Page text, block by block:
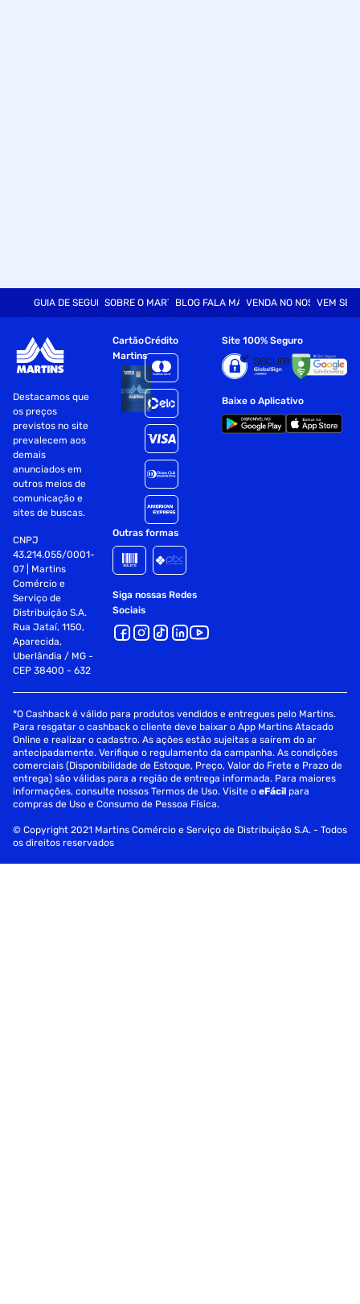
GUIA DE SEGURANÇASOBRE O MARTINSBLOG FALA MARTVENDA NO NOSSO SITE
VEM SER
Destacamos que
os preços
previstos no site
prevalecem aos
demais
anunciados em
outros meios de
comunicação e
sites de buscas.
CNPJ
43.214.055/0001-
07 | Martins
Comércio e
Serviço de
Distribuição S.A.
Rua Jataí, 1150,
Aparecida,
Uberlândia / MG -
CEP 38400 - 632
Cartão
Martins
Crédito
Outras formas
Siga nossas Redes
Sociais
Site 100% Seguro
Baixe o Aplicativo
*O Cashback é válido para produtos vendidos e entregues pelo Martins.
Para resgatar o cashback o cliente deve baixar o App Martins Atacado
Online e realizar o cadastro. As ações estão sujeitas a saírem do ar
antecipadamente. Verifique o regulamento da campanha. As condições
comerciais (Disponibilidade de Estoque, Preço, Valor do Frete e Prazo de
entrega) são válidas para a região de entrega informada. Para maiores
informações, consulte nossos Termos de Uso. Visite oeFácil para
compras de Uso e Consumo de Pessoa Física.
© Copyright 2021 Martins Comércio e Serviço de Distribuição S.A. - Todos
os direitos reservados